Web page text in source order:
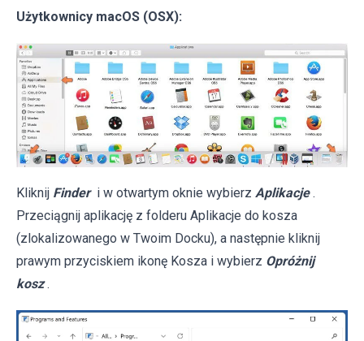
Użytkownicy macOS (OSX):
Kliknij Finder i w otwartym oknie wybierz Aplikacje .
Przeciągnij aplikację z folderu Aplikacje do kosza
(zlokalizowanego w Twoim Docku), a następnie kliknij
prawym przyciskiem ikonę Kosza i wybierz Opróżnij
kosz .